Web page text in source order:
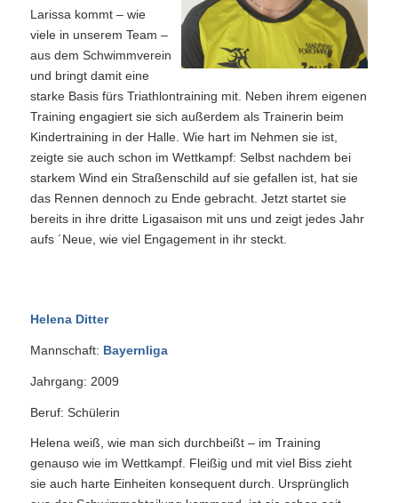
Larissa kommt – wie
viele in unserem Team –
aus dem Schwimmverein
und bringt damit eine
starke Basis fürs Triathlontraining mit. Neben ihrem eigenen
Training engagiert sie sich außerdem als Trainerin beim
Kindertraining in der Halle. Wie hart im Nehmen sie ist,
zeigte sie auch schon im Wettkampf: Selbst nachdem bei
starkem Wind ein Straßenschild auf sie gefallen ist, hat sie
das Rennen dennoch zu Ende gebracht. Jetzt startet sie
bereits in ihre dritte Ligasaison mit uns und zeigt jedes Jahr
aufs ´Neue, wie viel Engagement in ihr steckt.
Helena Ditter
Mannschaft: Bayernliga
Jahrgang: 2009
Beruf: Schülerin
Helena weiß, wie man sich durchbeißt – im Training
genauso wie im Wettkampf. Fleißig und mit viel Biss zieht
sie auch harte Einheiten konsequent durch. Ursprünglich